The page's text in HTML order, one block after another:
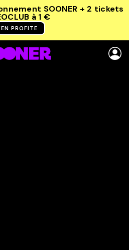
SOONER + 2 tickets
à 1 €
PROFITE